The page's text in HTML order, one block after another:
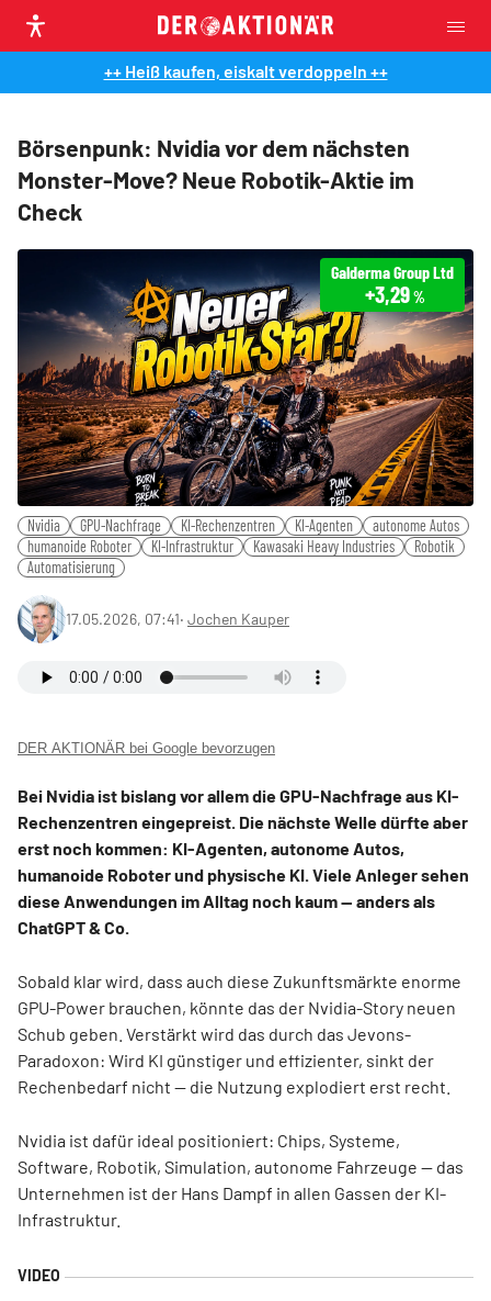
++ Heiß kaufen, eiskalt verdoppeln ++
Börsenpunk: Nvidia vor dem nächsten
Monster-Move? Neue Robotik-Aktie im
Check
Galderma Group Ltd
+3,29 %
Nvidia GPU-Nachfrage KI-Rechenzentren KI-Agenten
autonome Autos
humanoide Roboter
KI-Infrastruktur Kawasaki Heavy Industries
Robotik
Automatisierung
17.05.2026, 07:41‧ Jochen Kauper
DER AKTIONÄR bei Google bevorzugen
Bei Nvidia ist bislang vor allem die GPU-Nachfrage aus KI-
Rechenzentren eingepreist. Die nächste Welle dürfte aber
erst noch kommen: KI-Agenten, autonome Autos,
humanoide Roboter und physische KI. Viele Anleger sehen
diese Anwendungen im Alltag noch kaum — anders als
ChatGPT & Co.
Sobald klar wird, dass auch diese Zukunftsmärkte enorme
GPU-Power brauchen, könnte das der Nvidia-Story neuen
Schub geben. Verstärkt wird das durch das Jevons-
Paradoxon: Wird KI günstiger und effizienter, sinkt der
Rechenbedarf nicht — die Nutzung explodiert erst recht.
Nvidia ist dafür ideal positioniert: Chips, Systeme,
Software, Robotik, Simulation, autonome Fahrzeuge — das
Unternehmen ist der Hans Dampf in allen Gassen der KI-
Infrastruktur.